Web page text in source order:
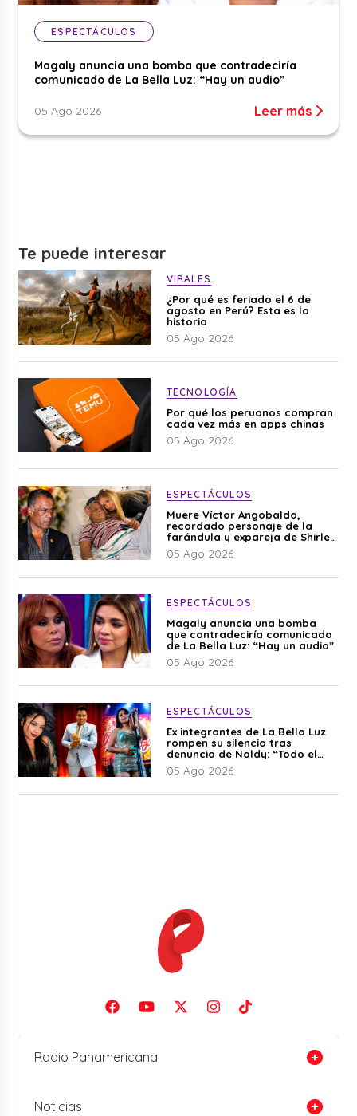
ESPECTÁCULOS
Magaly anuncia una bomba que contradeciría
comunicado de La Bella Luz: “Hay un audio”
05 Ago 2026 Leer más
Te puede interesar
VIRALES
¿Por qué es feriado el 6 de
agosto en Perú? Esta es la
historia
05 Ago 2026
TECNOLOGÍA
Por qué los peruanos compran
cada vez más en apps chinas
05 Ago 2026
ESPECTÁCULOS
Muere Víctor Angobaldo,
recordado personaje de la
farándula y expareja de Shirley
Cherres
05 Ago 2026
ESPECTÁCULOS
Magaly anuncia una bomba
que contradeciría comunicado
de La Bella Luz: “Hay un audio”
05 Ago 2026
ESPECTÁCULOS
Ex integrantes de La Bella Luz
rompen su silencio tras
denuncia de Naldy: “Todo el
mundo lo sabía”
05 Ago 2026
Radio Panamericana
Noticias